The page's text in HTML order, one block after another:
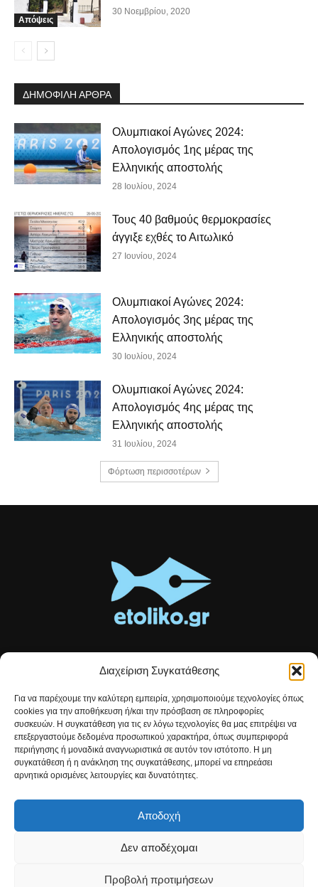
Διαχείριση Συγκατάθεσης
Για να παρέχουμε την καλύτερη εμπειρία, χρησιμοποιούμε τεχνολογίες όπως
cookies για την αποθήκευση ή/και την πρόσβαση σε πληροφορίες
συσκευών. Η συγκατάθεση για τις εν λόγω τεχνολογίες θα μας επιτρέψει να
επεξεργαστούμε δεδομένα προσωπικού χαρακτήρα, όπως συμπεριφορά
περιήγησης ή μοναδικά αναγνωριστικά σε αυτόν τον ιστότοπο. Η μη
συγκατάθεση ή η ανάκληση της συγκατάθεσης, μπορεί να επηρεάσει
αρνητικά ορισμένες λειτουργίες και δυνατότητες.
Αποδοχή
Δεν αποδέχομαι
Προβολή προτιμήσεων
Απόψεις
30 Νοεμβρίου, 2020
ΔΗΜΟΦΙΛΗ ΑΡΘΡΑ
Ολυμπιακοί Αγώνες 2024:
Απολογισμός 1ης μέρας της
Ελληνικής αποστολής
28 Ιουλίου, 2024
Τους 40 βαθμούς θερμοκρασίες
άγγιξε εχθές το Αιτωλικό
27 Ιουνίου, 2024
Ολυμπιακοί Αγώνες 2024:
Απολογισμός 3ης μέρας της
Ελληνικής αποστολής
30 Ιουλίου, 2024
Ολυμπιακοί Αγώνες 2024:
Απολογισμός 4ης μέρας της
Ελληνικής αποστολής
31 Ιουλίου, 2024
Φόρτωση περισσοτέρων
Τοπικές ειδήσεις, αναλύσεις και ιστορίες από το Αιτωλικό
Αρθρογραφία που συνδέει, εμπνέει και ενημερώνει.
Επικοινωνήστε μαζί μας:etolikogr@gmail.com
ΒΡΕΙΤΕ ΜΑΣ